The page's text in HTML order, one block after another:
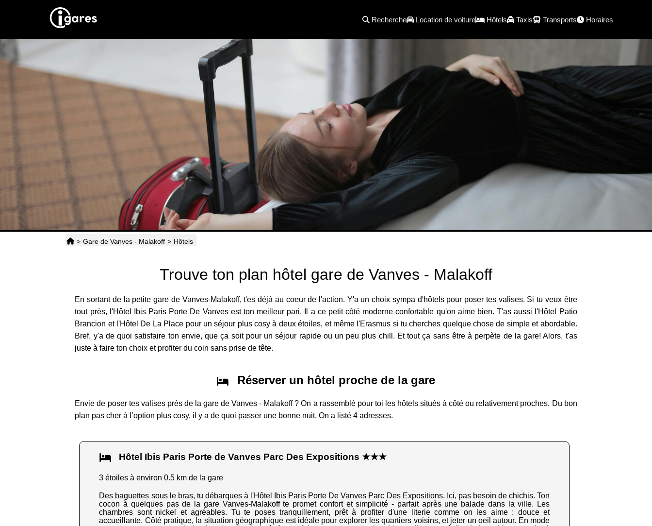
Recherche Location de voiture Hôtels Taxis Transports Horaires
> Gare de Vanves - Malakoff > Hôtels
Trouve ton plan hôtel gare de Vanves - Malakoff
En sortant de la petite gare de Vanves-Malakoff, t'es déjà au coeur de l'action. Y'a un choix sympa d'hôtels pour poser tes valises. Si tu veux être
tout près, l'Hôtel Ibis Paris Porte De Vanves est ton meilleur pari. Il a ce petit côté moderne confortable qu'on aime bien. T'as aussi l'Hôtel Patio
Brancion et l'Hôtel De La Place pour un séjour plus cosy à deux étoiles, et même l'Erasmus si tu cherches quelque chose de simple et abordable.
Bref, y'a de quoi satisfaire ton envie, que ça soit pour un séjour rapide ou un peu plus chill. Et tout ça sans être à perpète de la gare! Alors, t'as
juste à faire ton choix et profiter du coin sans prise de tête.
Réserver un hôtel proche de la gare
Envie de poser tes valises près de la gare de Vanves - Malakoff ? On a rassemblé pour toi les hôtels situés à côté ou relativement proches. Du bon
plan pas cher à l’option plus cosy, il y a de quoi passer une bonne nuit. On a listé 4 adresses.
Hôtel Ibis Paris Porte de Vanves Parc Des Expositions ★★★
3 étoiles à environ 0.5 km de la gare
Des baguettes sous le bras, tu débarques à l'Hôtel Ibis Paris Porte De Vanves Parc Des Expositions. Ici, pas besoin de chichis. Ton
cocon à quelques pas de la gare Vanves-Malakoff te promet confort et simplicité - parfait après une balade dans la ville. Les
chambres sont nickel et agréables. Tu te poses tranquillement, prêt à profiter d'une literie comme on les aime : douce et
accueillante. Côté pratique, la situation géographique est idéale pour explorer les quartiers voisins, et jeter un oeil autour. En mode